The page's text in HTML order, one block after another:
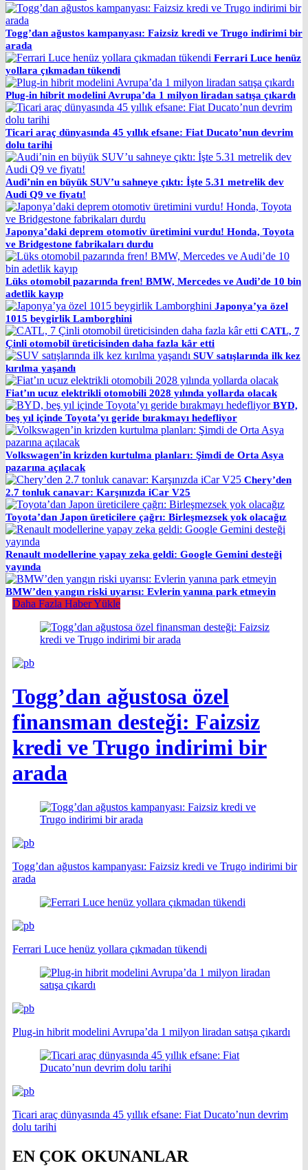
Togg’dan ağustos kampanyası: Faizsiz kredi ve Trugo indirimi bir
arada
Ferrari Luce henüz
yollara çıkmadan tükendi
Plug-in hibrit modelini Avrupa’da 1 milyon liradan satışa çıkardı
Ticari araç dünyasında 45 yıllık efsane: Fiat Ducato’nun devrim
dolu tarihi
Audi’nin en büyük SUV’u sahneye çıktı: İşte 5.31 metrelik dev
Audi Q9 ve fiyatı!
Japonya’daki deprem otomotiv üretimini vurdu! Honda, Toyota
ve Bridgestone fabrikaları durdu
Lüks otomobil pazarında fren! BMW, Mercedes ve Audi’de 10 bin
adetlik kayıp
Japonya’ya özel
1015 beygirlik Lamborghini
CATL, 7
Çinli otomobil üreticisinden daha fazla kâr etti
SUV satışlarında ilk kez
kırılma yaşandı
Fiat’ın ucuz elektrikli otomobili 2028 yılında yollarda olacak
BYD,
beş yıl içinde Toyota’yı geride bırakmayı hedefliyor
Volkswagen’in krizden kurtulma planları: Şimdi de Orta Asya
pazarına açılacak
Chery’den
2.7 tonluk canavar: Karşınızda iCar V25
Toyota’dan Japon üreticilere çağrı: Birleşmezsek yok olacağız
Renault modellerine yapay zeka geldi: Google Gemini desteği
yayında
BMW’den yangın riski uyarısı: Evlerin yanına park etmeyin
Daha Fazla Haber Yükle
Togg’dan ağustosa özel
finansman desteği: Faizsiz
kredi ve Trugo indirimi bir
arada
Togg’dan ağustos kampanyası: Faizsiz kredi ve Trugo indirimi bir
arada
Ferrari Luce henüz yollara çıkmadan tükendi
Plug-in hibrit modelini Avrupa’da 1 milyon liradan satışa çıkardı
Ticari araç dünyasında 45 yıllık efsane: Fiat Ducato’nun devrim
dolu tarihi
EN ÇOK OKUNANLAR